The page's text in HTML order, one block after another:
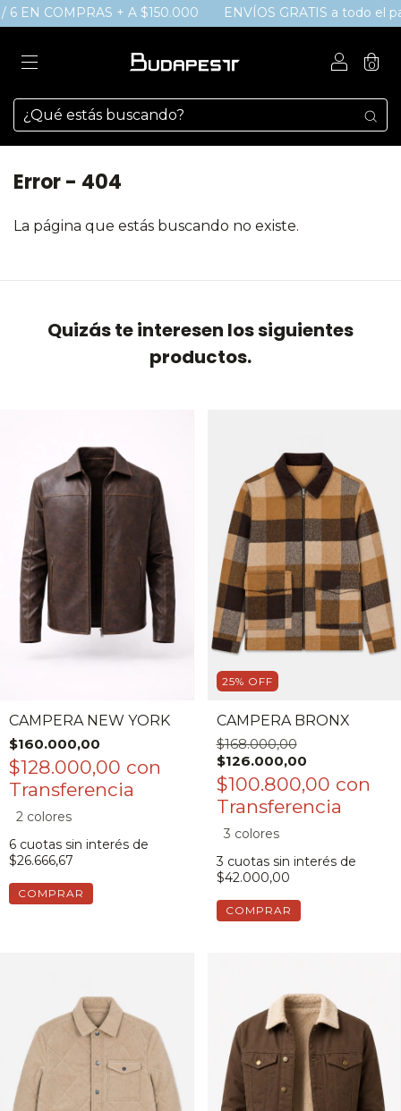
EN COMPRAS + A $150.000 ENVÍOS GRATIS a todo el
0
Error - 404
La página que estás buscando no existe.
Quizás te interesen los siguientes
productos.
CAMPERA NEW YORK
$160.000,00
$128.000,00 con
2 colores
6 cuotas sin interés de
$26.666,67
COMPRAR
25% OFF
CAMPERA BRONX
$168.000,00
$126.000,00
$100.800,00 con
3 colores
3 cuotas sin interés de
$42.000,00
COMPRAR